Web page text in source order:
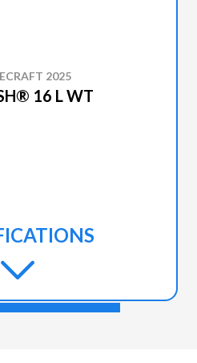
2025
16 L WT